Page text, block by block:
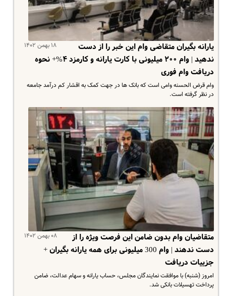
۱۸ بهمن ۱۴۰۲
یارانه بگیران متقاضی وام این خبر را از دست
ندهید | وام ۲۰۰ میلیونی با کارت یارانه و کارمزد ۴%+ نحوه
دریافت وام فوری
وام قرض الحسنه وامی است که بانک ها در جهت کمک به اقشار کم درآمد جامعه
در نظر گرفته است.
۰۸ بهمن ۱۴۰۲
متقاضیان وام بدون ضامن این فرصت ویژه را از
دست ندهند | وام 300 میلیونی برای همه یارانه بگیران +
جزییات دریافت
امروز (شنبه) با موافقت نمایندگان مجلس، حساب یارانه و سهام عدالت، ضامن
پرداخت تهسیلات بانکی شد.